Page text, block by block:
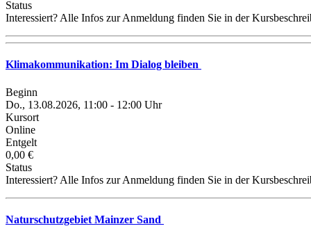
Status
Interessiert? Alle Infos zur Anmeldung finden Sie in der
Klimakommunikation: Im Dialog bleiben
Beginn
Do., 13.08.2026, 11:00 - 12:00 Uhr
Kursort
Online
Entgelt
0,00 €
Status
Interessiert? Alle Infos zur Anmeldung finden Sie in der
Naturschutzgebiet Mainzer Sand